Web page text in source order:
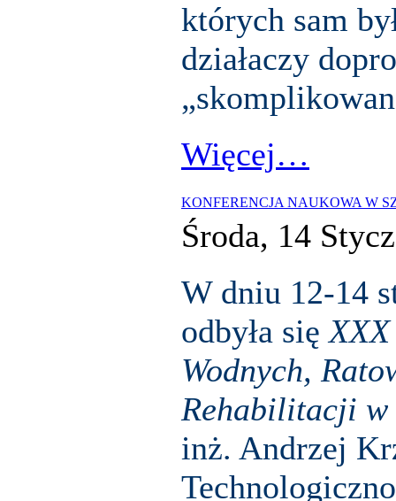
których sam
działaczy
Więcej…
KONFERENCJA NAUKOWA W
Środa, 14
W dniu 12-14
odbyła się
Wodnych,
Rehabilitacji w
inż. Andrzej